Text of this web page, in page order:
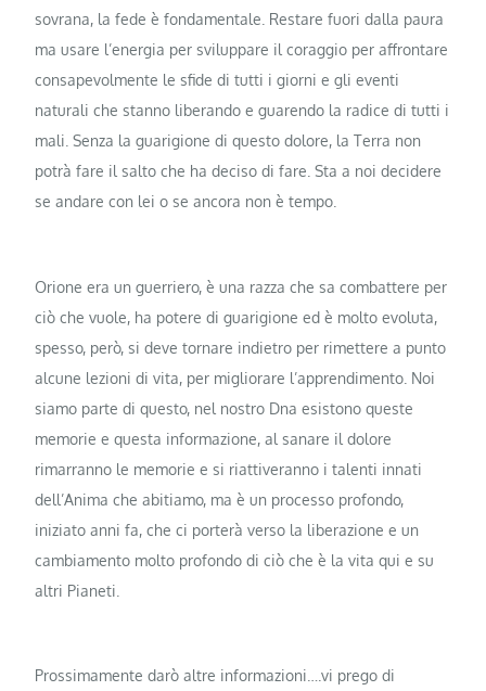
sovrana, la fede è fondamentale. Restare fuori dalla paura
ma usare l’energia per sviluppare il coraggio per affrontare
consapevolmente le sfide di tutti i giorni e gli eventi
naturali che stanno liberando e guarendo la radice di tutti i
mali. Senza la guarigione di questo dolore, la Terra non
potrà fare il salto che ha deciso di fare. Sta a noi decidere
se andare con lei o se ancora non è tempo.
Orione era un guerriero, è una razza che sa combattere per
ciò che vuole, ha potere di guarigione ed è molto evoluta,
spesso, però, si deve tornare indietro per rimettere a punto
alcune lezioni di vita, per migliorare l’apprendimento. Noi
siamo parte di questo, nel nostro Dna esistono queste
memorie e questa informazione, al sanare il dolore
rimarranno le memorie e si riattiveranno i talenti innati
dell’Anima che abitiamo, ma è un processo profondo,
iniziato anni fa, che ci porterà verso la liberazione e un
cambiamento molto profondo di ciò che è la vita qui e su
altri Pianeti.
Prossimamente darò altre informazioni….vi prego di